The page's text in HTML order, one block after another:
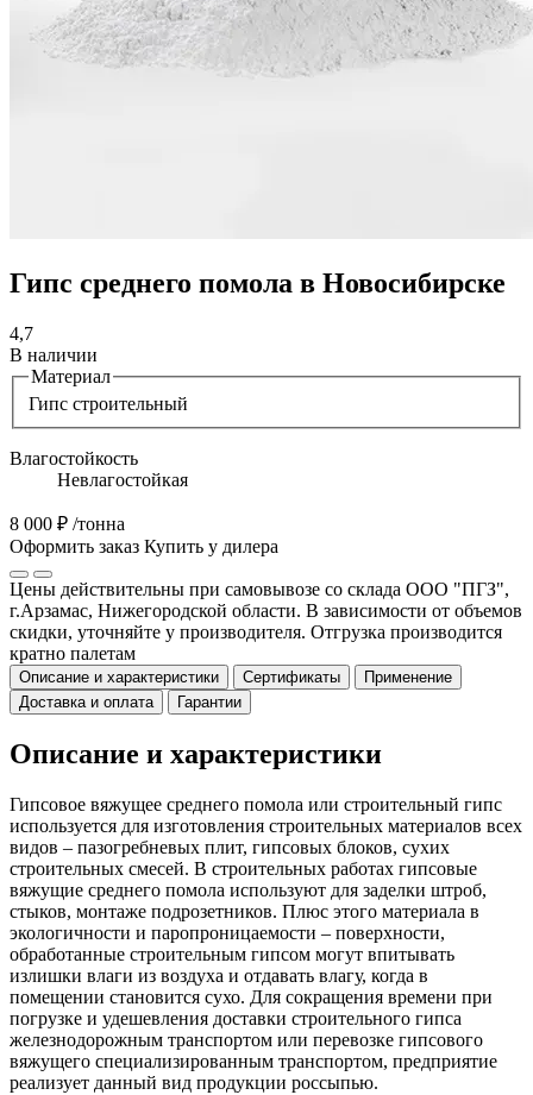
Гипс среднего помола в Новосибирске
4,7
В наличии
Материал
Гипс строительный
Влагостойкость
Невлагостойкая
8 000 ₽ /тонна
Оформить заказ Купить у дилера
Цены действительны при самовывозе со склада ООО "ПГЗ",
г.Арзамас, Нижегородской области. В зависимости от объемов
скидки, уточняйте у производителя. Отгрузка производится
кратно палетам
Описание и характеристики Сертификаты
Применение
Доставка и оплата
Гарантии
Описание и характеристики
Гипсовое вяжущее среднего помола или строительный гипс
используется для изготовления строительных материалов всех
видов – пазогребневых плит, гипсовых блоков, сухих
строительных смесей. В строительных работах гипсовые
вяжущие среднего помола используют для заделки штроб,
стыков, монтаже подрозетников. Плюс этого материала в
экологичности и паропроницаемости – поверхности,
обработанные строительным гипсом могут впитывать
излишки влаги из воздуха и отдавать влагу, когда в
помещении становится сухо. Для сокращения времени при
погрузке и удешевления доставки строительного гипса
железнодорожным транспортом или перевозке гипсового
вяжущего специализированным транспортом, предприятие
реализует данный вид продукции россыпью.